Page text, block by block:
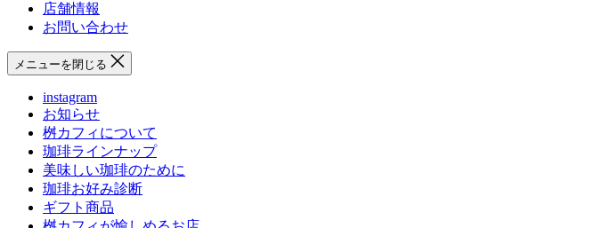
店舗情報
お問い合わせ
メニューを閉じる
instagram
お知らせ
桝カフィについて
珈琲ラインナップ
美味しい珈琲のために
珈琲お好み診断
ギフト商品